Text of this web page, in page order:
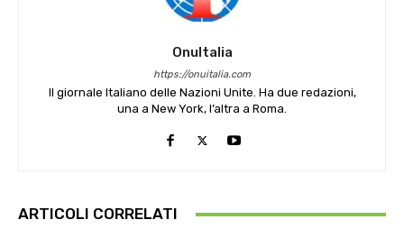
OnuItalia
https://onuitalia.com
Il giornale Italiano delle Nazioni Unite. Ha due redazioni,
una a New York, l’altra a Roma.
ARTICOLI CORRELATI